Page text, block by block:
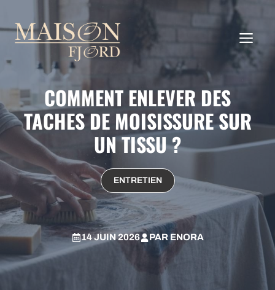
contenu
COMMENT ENLEVER DES
TACHES DE MOISISSURE SUR
UN TISSU ?
ENTRETIEN
14 JUIN 2026 PAR ENORA